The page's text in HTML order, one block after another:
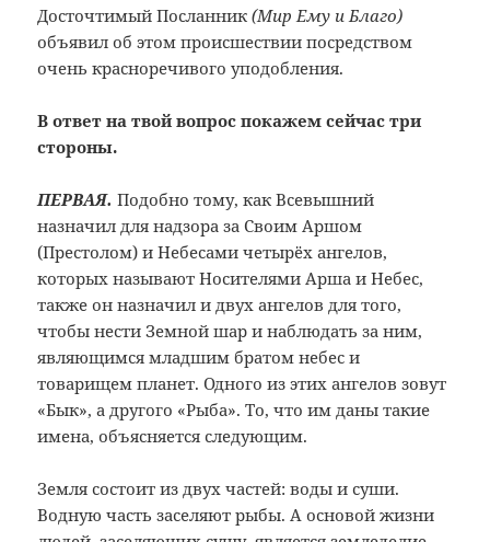
Досточтимый Посланник(Мир Ему и Благо)
объявил об этом происшествии посредством
очень красноречивого уподобления.
В ответ на твой вопрос покажем сейчас три
стороны.
ПЕРВАЯ. Подобно тому, как Всевышний
назначил для надзора за Своим Аршом
(Престолом) и Небесами четырёх ангелов,
которых называют Носителями Арша и Небес,
также он назначил и двух ангелов для того,
чтобы нести Земной шар и наблюдать за ним,
являющимся младшим братом небес и
товарищем планет. Одного из этих ангелов зовут
«Бык», а другого «Рыба». То, что им даны такие
имена, объясняется следующим.
Земля состоит из двух частей: воды и суши.
Водную часть заселяют рыбы. А основой жизни